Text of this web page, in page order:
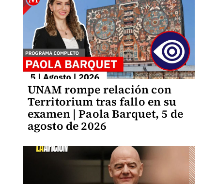
UNAM rompe relación con
Territorium tras fallo en su
examen | Paola Barquet, 5 de
agosto de 2026